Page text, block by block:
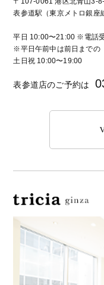
表参道駅（東京メトロ銀座
平日 10:00〜21:00 ※電話
※平日午前中は前日までの
土日祝 10:00〜19:00
表参道店のご予約は